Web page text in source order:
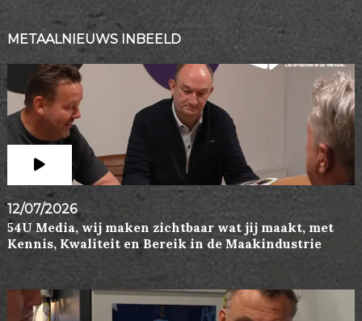
METAALNIEUWS INBEELD
12/07/2026
54U Media, wij maken zichtbaar wat jij maakt, met
Kennis, Kwaliteit en Bereik in de Maakindustrie